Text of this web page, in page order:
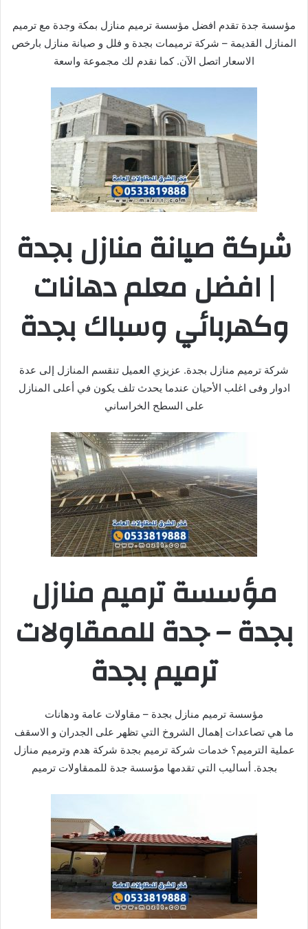
مؤسسة جدة تقدم افضل مؤسسة ترميم منازل بمكة وجدة مع ترميم
المنازل القديمة – شركة ترميمات بجدة و فلل و صيانة منازل بارخص
الاسعار اتصل الآن. كما نقدم لك مجموعة واسعة
شركة صيانة منازل بجدة
| افضل معلم دهانات
وكهربائي وسباك بجدة
شركة ترميم منازل بجدة. عزيزي العميل تنقسم المنازل إلى عدة
ادوار وفى اغلب الأحيان عندما يحدث تلف يكون في أعلى المنازل
على السطح الخراساني
مؤسسة ترميم منازل
بجدة – جدة للممقاولات
ترميم بجدة
مؤسسة ترميم منازل بجدة – مقاولات عامة ودهانات
ما هي تصاعدات إهمال الشروخ التي تظهر على الجدران و الاسقف
عملية الترميم؟ خدمات شركة ترميم بجدة شركة هدم وترميم منازل
بجدة. أساليب التي تقدمها مؤسسة جدة للممقاولات ترميم